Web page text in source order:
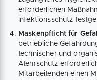
erforderlichen
Infektionsschutz
Maskenpflicht für
betriebliche
technischer und
Atemschutz
Mitarbeitenden einen